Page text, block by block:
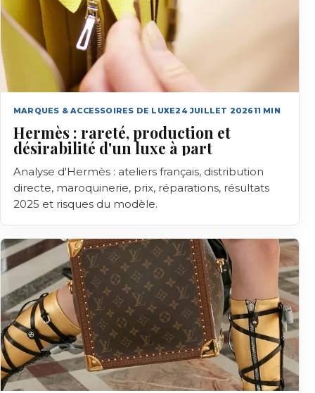
MARQUES & ACCESSOIRES DE LUXE24 JUILLET 202611 MIN
Hermès : rareté, production et
désirabilité d'un luxe à part
Analyse d'Hermès : ateliers français, distribution
directe, maroquinerie, prix, réparations, résultats
2025 et risques du modèle.